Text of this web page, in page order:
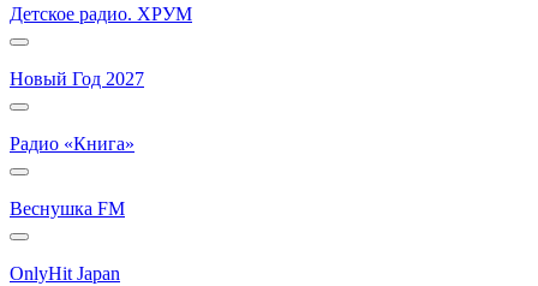
Детское радио. ХРУМ
Новый Год 2027
Радио «Книга»
Веснушка FM
OnlyHit Japan